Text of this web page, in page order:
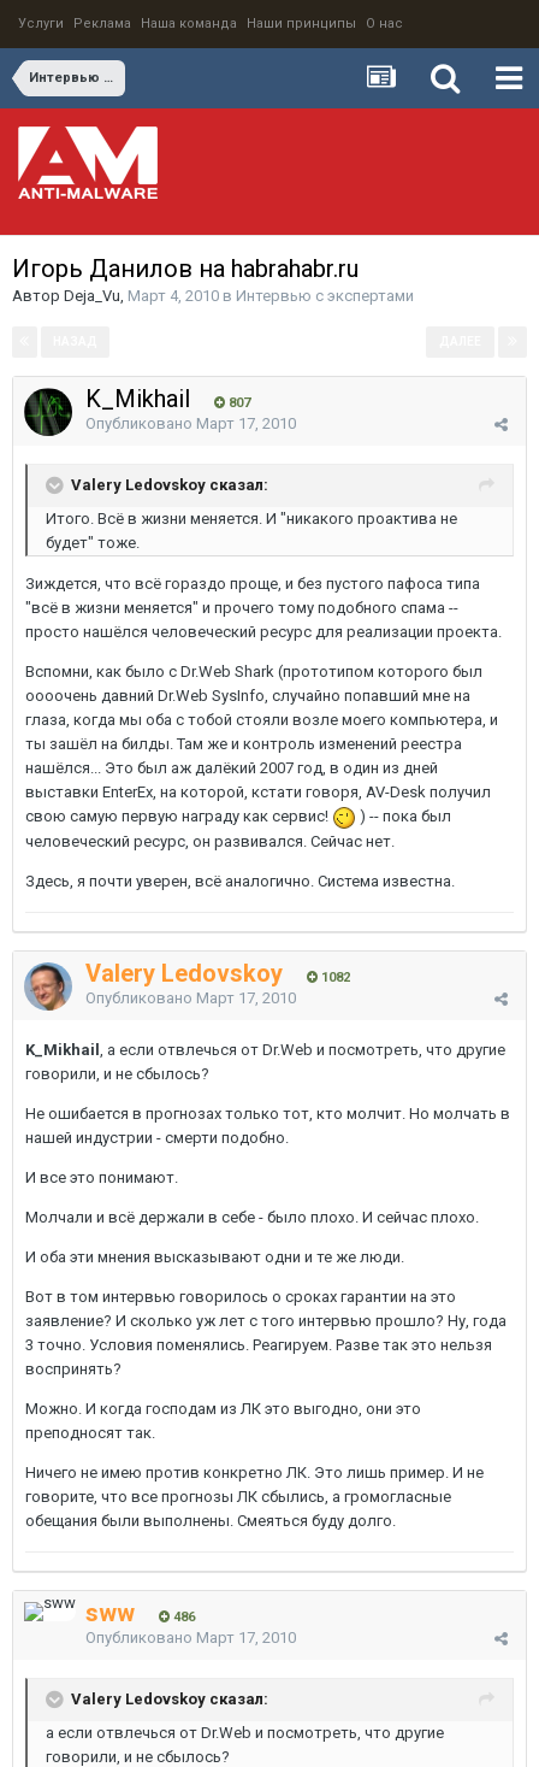
Услуги Реклама Наша команда Наши принципы О нас
Интервью с экспертами
Игорь Данилов на habrahabr.ru
Автор Deja_Vu, Март 4, 2010 в Интервью с экспертами
K_Mikhail 807
Опубликовано Март 17, 2010
Valery Ledovskoy сказал:
Итого. Всё в жизни меняется. И "никакого проактива не
будет" тоже.
Зиждется, что всё гораздо проще, и без пустого пафоса типа
"всё в жизни меняется" и прочего тому подобного спама --
просто нашёлся человеческий ресурс для реализации проекта.
Вспомни, как было с Dr.Web Shark (прототипом которого был
оооочень давний Dr.Web SysInfo, случайно попавший мне на
глаза, когда мы оба с тобой стояли возле моего компьютера, и
ты зашёл на билды. Там же и контроль изменений реестра
нашёлся... Это был аж далёкий 2007 год, в один из дней
выставки EnterEx, на которой, кстати говоря, AV-Desk получил
свою самую первую награду как сервис!
) -- пока был
человеческий ресурс, он развивался. Сейчас нет.
Здесь, я почти уверен, всё аналогично. Система известна.
Valery Ledovskoy 1082
Опубликовано Март 17, 2010
K_Mikhail , а если отвлечься от Dr.Web и посмотреть, что другие
говорили, и не сбылось?
Не ошибается в прогнозах только тот, кто молчит. Но молчать в
нашей индустрии - смерти подобно.
И все это понимают.
Молчали и всё держали в себе - было плохо. И сейчас плохо.
И оба эти мнения высказывают одни и те же люди.
Вот в том интервью говорилось о сроках гарантии на это
заявление? И сколько уж лет с того интервью прошло? Ну, года
3 точно. Условия поменялись. Реагируем. Разве так это нельзя
воспринять?
Можно. И когда господам из ЛК это выгодно, они это
преподносят так.
Ничего не имею против конкретно ЛК. Это лишь пример. И не
говорите, что все прогнозы ЛК сбылись, а громогласные
обещания были выполнены. Смеяться буду долго.
sww 486
Опубликовано Март 17, 2010
Valery Ledovskoy сказал:
а если отвлечься от Dr.Web и посмотреть, что другие
говорили, и не сбылось?